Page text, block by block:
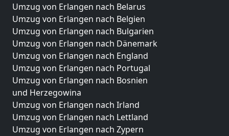
Umzug von Erlangen nach Belarus
Umzug von Erlangen nach Belgien
Umzug von Erlangen nach Bulgarien
Umzug von Erlangen nach Dänemark
Umzug von Erlangen nach England
Umzug von Erlangen nach Portugal
Umzug von Erlangen nach Bosnien
und Herzegowina
Umzug von Erlangen nach Irland
Umzug von Erlangen nach Lettland
Umzug von Erlangen nach Zypern